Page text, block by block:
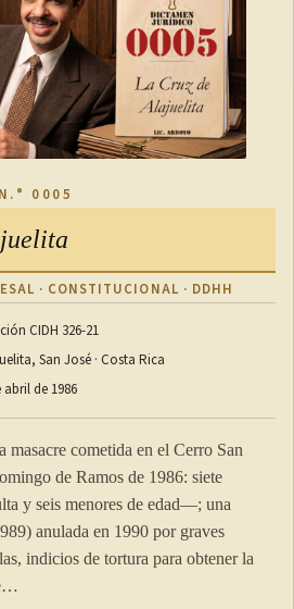
0005
· CONSTITUCIONAL · DDHH
CIDH 326-21
San José · Costa Rica
abril de 1986
cometida en el Cerro San
de Ramos de 1986: siete
y seis menores de edad—; una
anulada en 1990 por graves
indicios de tortura para obtener la